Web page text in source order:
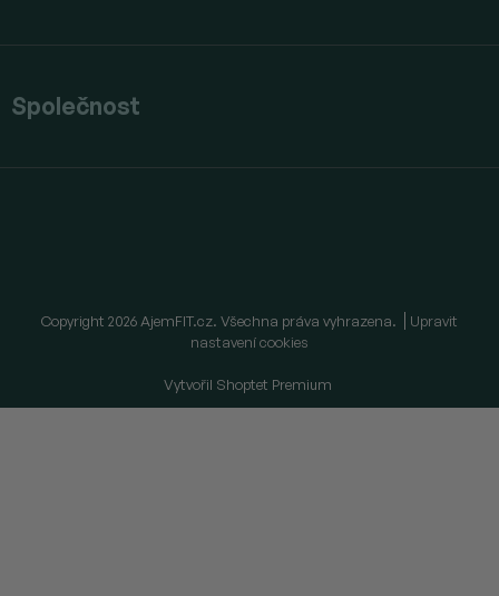
Společnost
Vytvořil Shoptet Premium
Copyright 2026AjemFIT.cz. Všechna práva vyhrazena.
Upravit
nastavení cookies